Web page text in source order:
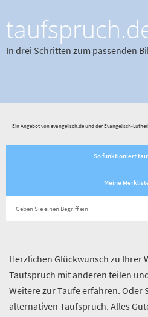
In drei Schritten zum passenden
Ein Angebot von evangelisch.de und der Evangelisch-
So funktioniert
Meine
Herzlichen Glückwunsch zu Ihrer
Taufspruch mit anderen teilen
Weitere zur Taufe erfahren. Oder
alternativen Taufspruch. Alles